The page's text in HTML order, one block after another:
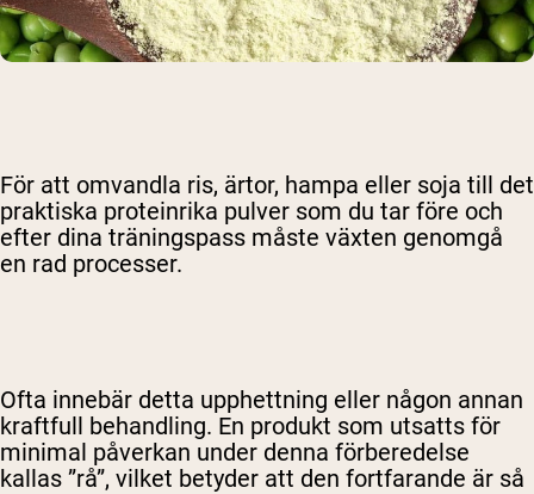
För att omvandla ris, ärtor, hampa eller soja till det
praktiska proteinrika pulver som du tar före och
efter dina träningspass måste växten genomgå
en rad processer.
Ofta innebär detta upphettning eller någon annan
kraftfull behandling. En produkt som utsatts för
minimal påverkan under denna förberedelse
kallas ”rå”, vilket betyder att den fortfarande är så